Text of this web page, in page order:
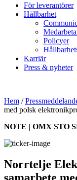
För leverantörer
Hållbarhet
Policyer
Karriär
Press & nyheter
Hem /
med polsk
NOTE | OMX STO
Norrtelje